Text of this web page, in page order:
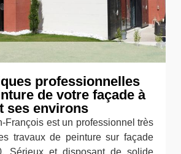
professionnelles
de votre façade à
ses environs
François est un professionnel très
travaux de peinture sur façade
Sérieux et disposant de solide